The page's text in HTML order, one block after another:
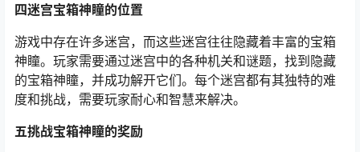
四迷宫宝箱神瞳的位置
游戏中存在许多迷宫，而这些迷宫往往隐藏着丰富的宝箱
神瞳。玩家需要通过迷宫中的各种机关和谜题，找到隐藏
的宝箱神瞳，并成功解开它们。每个迷宫都有其独特的难
度和挑战，需要玩家耐心和智慧来解决。
五挑战宝箱神瞳的奖励